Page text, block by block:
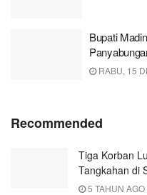
Bupati
RABU, 15
Recommended
Tiga Korban
Tangkahan di
5 TAHUN AGO